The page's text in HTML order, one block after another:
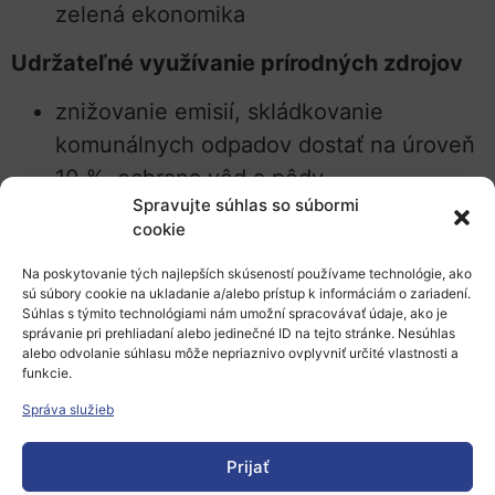
Spravujte súhlas so súbormi
cookie
Na poskytovanie tých najlepších skúseností používame technológie, ako
sú súbory cookie na ukladanie a/alebo prístup k informáciám o zariadení.
Súhlas s týmito technológiami nám umožní spracovávať údaje, ako je
správanie pri prehliadaní alebo jedinečné ID na tejto stránke. Nesúhlas
alebo odvolanie súhlasu môže nepriaznivo ovplyvniť určité vlastnosti a
funkcie.
Správa služieb
Prijať
zelená ekonomika
Udržateľné využívanie prírodných zdrojov
znižovanie emisií, skládkovanie
komunálnych odpadov dostať na úroveň
10 %, ochrana vôd a pôdy
Posilňovanie regiónov a rozvoj komunít
podpora rodiny, zamestnanosť, kvalita
verejnej správy, dostupnosť bývania a
kvalitných služieb
„Spravodlivý rozvoj regiónov je kľúčom k
úspešnej budúcnosti celého Slovenska.